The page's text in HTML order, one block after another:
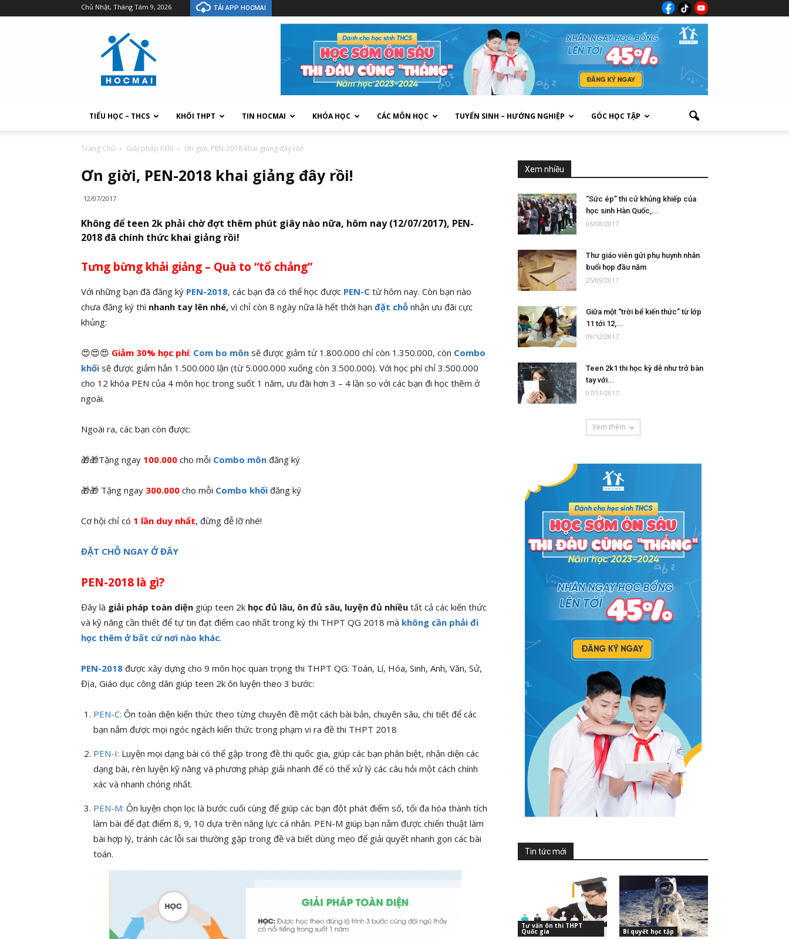
Chủ Nhật, Tháng Tám 9, 2026 TẢI APP HOCMAI
TIỂU HỌC – THCS KHỐI THPT TIN HOCMAI KHÓA HỌC CÁC MÔN HỌC TUYỂN SINH – HƯỚNG NGHIỆP GÓC HỌC TẬP
Trang Chủ Giải pháp PEN Ơn giời, PEN-2018 khai giảng đây rồi!
Ơn giời, PEN-2018 khai giảng đây rồi!
12/07/2017
Không để teen 2k phải chờ đợt thêm phút giây nào nữa, hôm nay (12/07/2017), PEN-
2018 đã chính thức khai giảng rồi!
Tưng bừng khải giảng – Quà to “tổ chảng”
Với những bạn đã đăng ký PEN-2018, các bạn đã có thể học được PEN-C từ hôm nay. Còn bạn nào
chưa đăng ký thì nhanh tay lên nhé, vì chỉ còn 8 ngày nữa là hết thời hạn đặt chỗ nhận ưu đãi cực
khủng:
😍😍😍 Giảm 30% học phí: Com bo môn sẽ được giảm từ 1.800.000 chỉ còn 1.350.000, còn Combo
khối sẽ được giảm hẳn 1.500.000 lận (từ 5.000.000 xuống còn 3.500.000). Với học phí chỉ 3.500.000
cho 12 khóa PEN của 4 môn học trong suốt 1 năm, ưu đãi hơn 3 – 4 lần so với các bạn đi học thêm ở
ngoài.
Ngoài ra, các bạn còn được:
🎁🎁Tặng ngay 100.000 cho mỗi Combo môn đăng ký
🎁🎁 Tặng ngay 300.000 cho mỗi Combo khối đăng ký
Cơ hội chỉ có 1 lần duy nhất, đừng đễ lỡ nhé!
ĐẶT CHỖ NGAY Ở ĐÂY
PEN-2018 là gì?
Đây là giải pháp toàn diện giúp teen 2k học đủ lâu, ôn đủ sâu, luyện đủ nhiều tất cả các kiến thức
và kỹ năng cần thiết để tự tin đạt điểm cao nhất trong kỳ thi THPT QG 2018 mà không cần phải đi
học thêm ở bất cứ nơi nào khác.
PEN-2018 được xây dựng cho 9 môn học quan trọng thi THPT QG: Toán, Lí, Hóa, Sinh, Anh, Văn, Sử,
Địa, Giáo dục công dân giúp teen 2k ôn luyện theo 3 bước:
PEN-C: Ôn toàn diện kiến thức theo từng chuyên đề một cách bài bản, chuyên sâu, chi tiết để các
bạn nắm được mọi ngóc ngách kiến thức trong phạm vi ra đề thi THPT 2018
PEN-I: Luyện mọi dạng bài có thể gặp trong đề thi quốc gia, giúp các bạn phân biệt, nhận diện các
dạng bài, rèn luyện kỹ năng và phương pháp giải nhanh để có thể xử lý các câu hỏi một cách chính
xác và nhanh chóng nhất.
PEN-M: Ôn luyện chọn lọc là bước cuối cùng để giúp các bạn đột phát điểm số, tối đa hóa thành tích
làm bài để đạt điểm 8, 9, 10 dựa trên năng lực cá nhân. PEN-M giúp bạn nắm được chiến thuật làm
bài hợp lý, tránh các lỗi sai thường gặp trong đề và biết dùng mẹo để giải quyết nhanh gọn các bài
toán.
Xem nhiều
“Sức ép” thi cử khủng khiếp của
học sinh Hàn Quốc,...
06/08/2017
Thư giáo viên gửi phụ huynh nhân
buổi họp đầu năm
25/09/2017
Giữa một “trời bể kiến thức” từ lớp
11 tới 12,...
09/12/2017
Teen 2k1 thi học kỳ dễ như trở bàn
tay với...
07/11/2017
Xem thêm
Tin tức mới
Tư vấn ôn thi THPT
Quốc gia Bí quyết học tập